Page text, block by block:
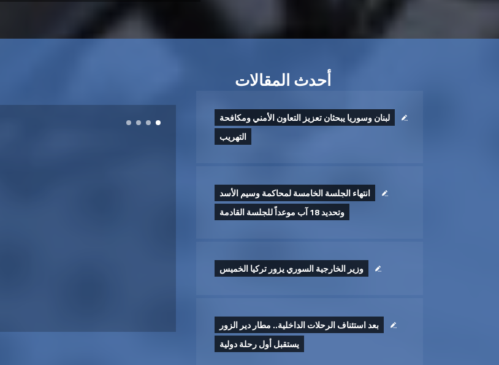
أحدث المقالات
لبنان وسوريا يبحثان تعزيز التعاون الأمني ومكافحة
التهريب
انتهاء الجلسة الخامسة لمحاكمة وسيم الأسد
وتحديد 18 آب موعداً للجلسة القادمة
وزير الخارجية السوري يزور تركيا الخميس
بعد استئناف الرحلات الداخلية.. مطار دير الزور
يستقبل أول رحلة دولية